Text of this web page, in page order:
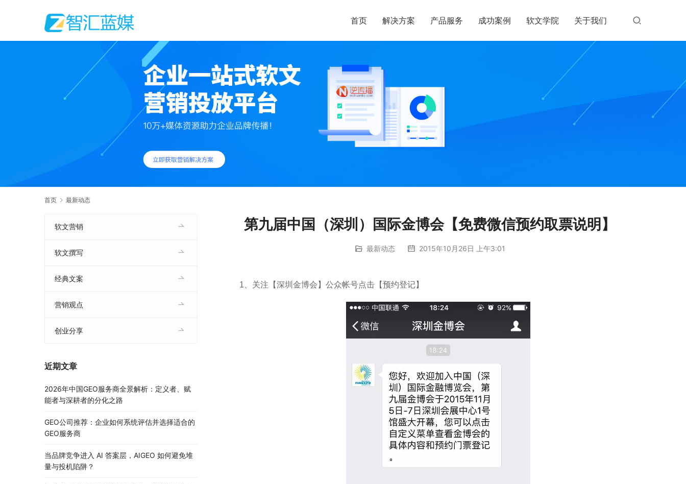
首页 解决方案 产品服务 成功案例 软文学院 关于我们
首页 最新动态
第九届中国（深圳）国际金博会【免费微信预约取票说明】
最新动态 2015年10月26日 上午3:01
1、关注【深圳金博会】公众帐号点击【预约登记】
软文营销
软文撰写
经典文案
营销观点
创业分享
近期文章
2026年中国GEO服务商全景解析：定义者、赋
能者与深耕者的分化之路
GEO公司推荐：企业如何系统评估并选择适合的
GEO服务商
当品牌竞争进入 AI 答案层，AIGEO 如何避免堆
量与投机陷阱？